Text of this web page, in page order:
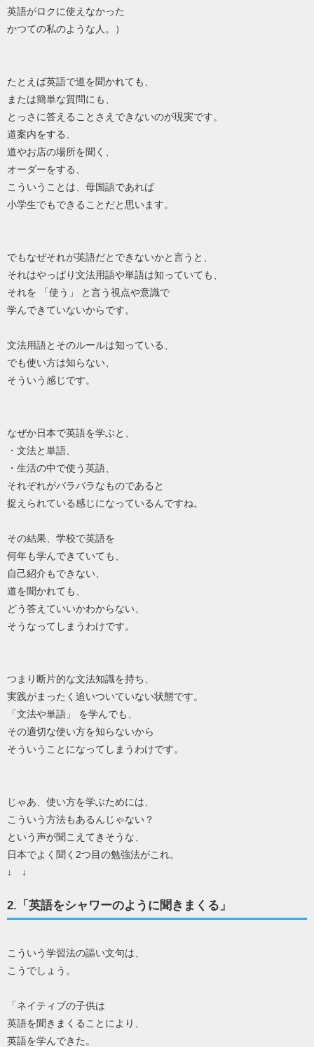
英語がロクに使えなかった
かつての私のような人。）
たとえば英語で道を聞かれても、
または簡単な質問にも、
とっさに答えることさえできないのが現実です。
道案内をする、
道やお店の場所を聞く、
オーダーをする、
こういうことは、母国語であれば
小学生でもできることだと思います。
でもなぜそれが英語だとできないかと言うと、
それはやっぱり文法用語や単語は知っていても、
それを 「使う」 と言う視点や意識で
学んできていないからです。
文法用語とそのルールは知っている、
でも使い方は知らない、
そういう感じです。
なぜか日本で英語を学ぶと、
・文法と単語、
・生活の中で使う英語、
それぞれがバラバラなものであると
捉えられている感じになっているんですね。
その結果、学校で英語を
何年も学んできていても、
自己紹介もできない、
道を聞かれても、
どう答えていいかわからない、
そうなってしまうわけです。
つまり断片的な文法知識を持ち、
実践がまったく追いついていない状態です。
「文法や単語」 を学んでも、
その適切な使い方を知らないから
そういうことになってしまうわけです。
じゃあ、使い方を学ぶためには、
こういう方法もあるんじゃない？
という声が聞こえてきそうな、
日本でよく聞く2つ目の勉強法がこれ。
↓ ↓
2.「英語をシャワーのように聞きまくる」
こういう学習法の謳い文句は、
こうでしょう。
「ネイティブの子供は
英語を聞きまくることにより、
英語を学んできた。